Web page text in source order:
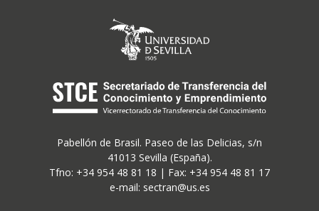
Pabellón de Brasil. Paseo de las Delicias, s/n
41013 Sevilla (España).
Tfno: +34 954 48 81 18 | Fax: +34 954 48 81 17
e-mail: sectran@us.es